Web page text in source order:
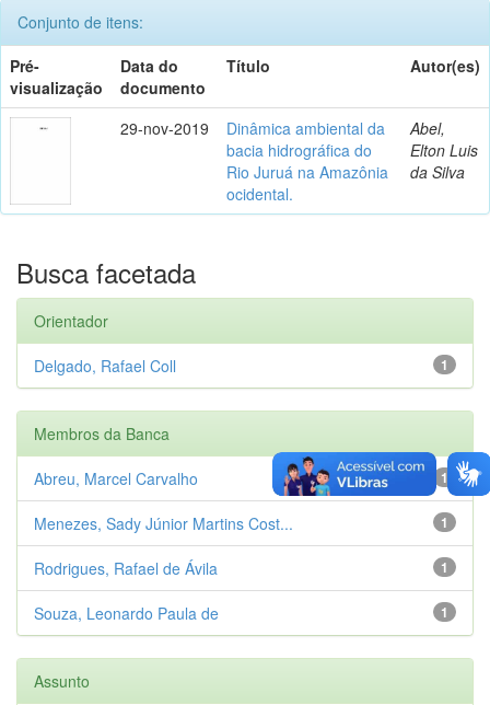
Conjunto de itens:
Pré-
visualização
Data do
documento
Título Autor(es)
29-nov-2019
Dinâmica ambiental da
bacia hidrográfica do
Rio Juruá na Amazônia
ocidental.
Abel,
Elton Luis
da Silva
Busca facetada
Orientador
1
Delgado, Rafael Coll
Membros da Banca
1
Abreu, Marcel Carvalho
1
Menezes, Sady Júnior Martins Cost...
1
Rodrigues, Rafael de Ávila
1
Souza, Leonardo Paula de
Assunto